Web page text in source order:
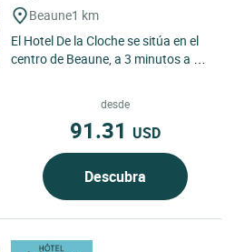
Beaune1 km
El Hotel De la Cloche se sitúa en el
centro de Beaune, a 3 minutos a pie
desde
91.31 USD
Descubra